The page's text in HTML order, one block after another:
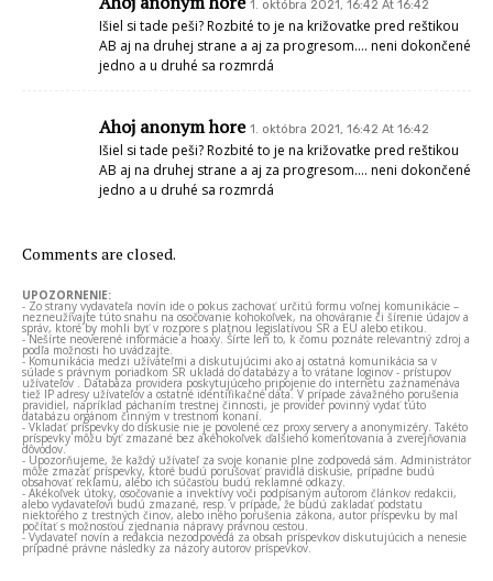
1. októbra 2021, 16:42 At 16:42
Išiel si tade peši? Rozbité to je na križovatke pred reštikou
AB aj na druhej strane a aj za progresom…. neni dokončené
jedno a u druhé sa rozmrdá
Ahoj anonym hore 1. októbra 2021, 16:42 At 16:42
Išiel si tade peši? Rozbité to je na križovatke pred reštikou
AB aj na druhej strane a aj za progresom…. neni dokončené
jedno a u druhé sa rozmrdá
Comments are closed.
UPOZORNENIE:
- Zo strany vydavateľa novín ide o pokus zachovať určitú formu voľnej komunikácie –
nezneužívajte túto snahu na osočovanie kohokoľvek, na ohováranie či šírenie údajov a
správ, ktoré by mohli byť v rozpore s platnou legislatívou SR a EÚ alebo etikou.
- Nešírte neoverené informácie a hoaxy. Šírte len to, k čomu poznáte relevantný zdroj a
podľa možnosti ho uvádzajte.
- Komunikácia medzi užívateľmi a diskutujúcimi ako aj ostatná komunikácia sa v
súlade s právnym poriadkom SR ukladá do databázy a to vrátane loginov - prístupov
užívateľov . Databáza providera poskytujúceho pripojenie do internetu zaznamenáva
tiež IP adresy užívateľov a ostatné identifikačné dáta. V prípade závažného porušenia
pravidiel, napríklad páchaním trestnej činnosti, je provider povinný vydať túto
databázu orgánom činným v trestnom konaní.
- Vkladať príspevky do diskusie nie je povolené cez proxy servery a anonymizéry. Takéto
príspevky môžu byť zmazané bez akéhokoľvek ďalšieho komentovania a zverejňovania
dôvodov.
- Upozorňujeme, že každý užívateľ za svoje konanie plne zodpovedá sám. Administrátor
môže zmazať príspevky, ktoré budú porušovať pravidlá diskusie, prípadne budú
obsahovať reklamu, alebo ich súčasťou budú reklamné odkazy.
- Akékoľvek útoky, osočovanie a invektívy voči podpísaným autorom článkov redakcii,
alebo vydavateľovi budú zmazané, resp. v prípade, že budú zakladať podstatu
niektorého z trestných činov, alebo iného porušenia zákona, autor príspevku by mal
počítať s možnosťou zjednania nápravy právnou cestou.
- Vydavateľ novín a redakcia nezodpovedá za obsah príspevkov diskutujúcich a nenesie
prípadné právne následky za názory autorov príspevkov.